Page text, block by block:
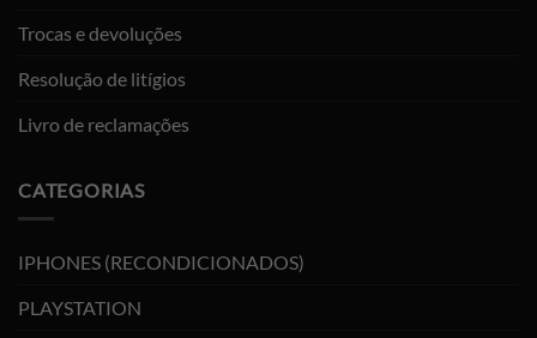
Trocas e devoluções
Resolução de litígios
Livro de reclamações
CATEGORIAS
IPHONES (RECONDICIONADOS)
PLAYSTATION